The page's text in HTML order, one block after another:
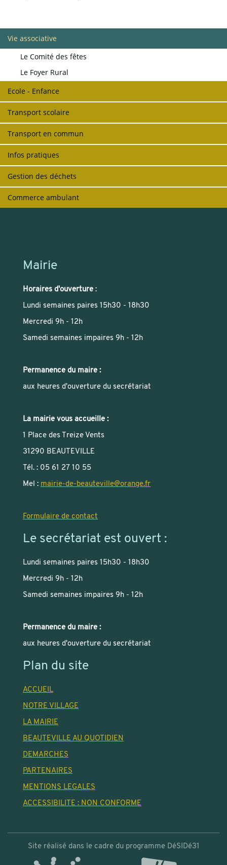
Vie associative
Le Comité des fêtes
Le Foyer Rural
Ecole - Enfance
Transport scolaire
Transport en commun
Infos pratiques
Gestion des déchets
Commerce ambulant
Mairie
Horaires d'ouverture :
Lundi semaines paires 15h30 - 18h30
Mercredi 9h - 12h
Samedi semaines impaires 9h - 12h
Permanence du maire :
aux heures d'ouverture du secrétariat
La mairie vous accueille :
1 Place des Treize Vents
31290 BEAUTEVILLE
Tél. : 05 61 27 10 55
Mel : mairie-de-beauteville@orange.fr
Formulaire de contact
Le secrétariat est ouvert :
Lundi semaines paires 15h30 - 18h30
Mercredi 9h - 12h
Samedi semaines impaires 9h - 12h
Permanence du maire :
aux heures d'ouverture du secrétariat
Plan du site
ACCUEIL
NOTRE VILLAGE
LA MAIRIE
BEAUTEVILLE AU QUOTIDIEN
DEMARCHES
PARTENAIRES
MENTIONS LEGALES
ACCESSIBILITE : NON CONFORME
Site réalisé dans le cadre du programme DéSIDé31